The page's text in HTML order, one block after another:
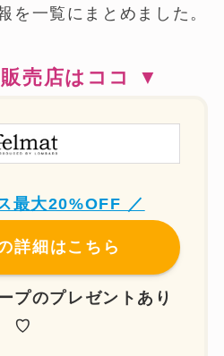
を一覧にまとめました。
売店はココ ▼
最大20%OFF ／
詳細はこちら
プのプレゼントあり
♡